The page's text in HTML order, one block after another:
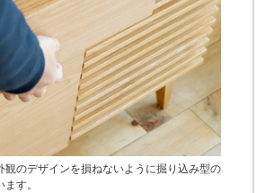
観のデザインを損ねないように掘り込み型の
す。